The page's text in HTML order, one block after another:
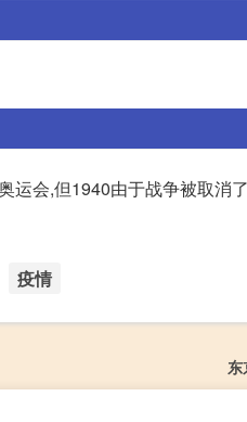
会,但1940由于战争被取消
疫情